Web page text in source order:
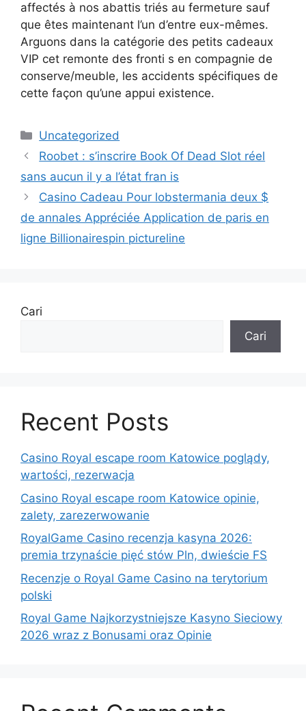
affectés à nos abattis triés au fermeture sauf
que êtes maintenant l’un d’entre eux-mêmes.
Arguons dans la catégorie des petits cadeaux
VIP cet remonte des fronti s en compagnie de
conserve/meuble, les accidents spécifiques de
cette façon qu’une appui existence.
Uncategorized
Roobet : s’inscrire Book Of Dead Slot réel
sans aucun il y a l’état fran is
Casino Cadeau Pour lobstermania deux $
de annales Appréciée Application de paris en
ligne Billionairespin pictureline
Cari
Cari
Recent Posts
Casino Royal escape room Katowice poglądy,
wartości, rezerwacja
Casino Royal escape room Katowice opinie,
zalety, zarezerwowanie
RoyalGame Casino recenzja kasyna 2026:
premia trzynaście pięć stów Pln, dwieście FS
Recenzje o Royal Game Casino na terytorium
polski
Royal Game Najkorzystniejsze Kasyno Sieciowy
2026 wraz z Bonusami oraz Opinie